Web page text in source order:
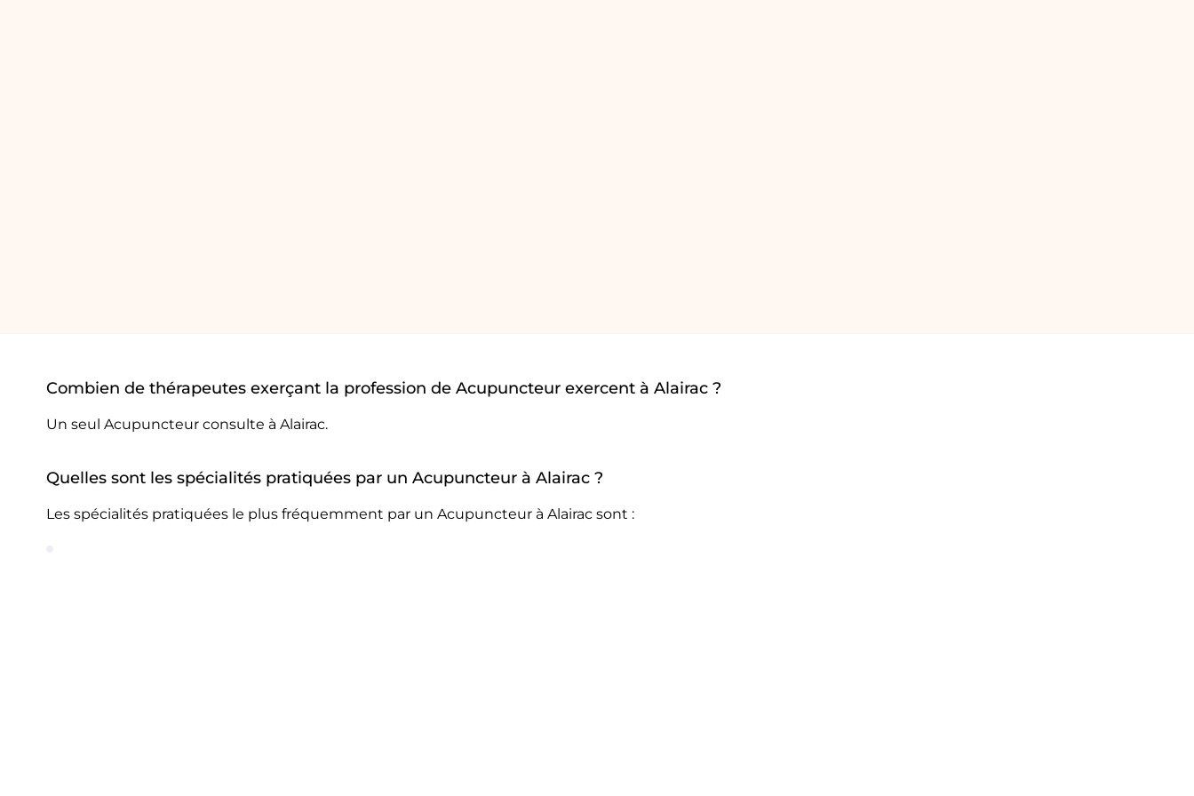
Combien de thérapeutes exerçant la profession de Acupuncteur exercent à Alairac ?
Un seul Acupuncteur consulte à Alairac.
Quelles sont les spécialités pratiquées par un Acupuncteur à Alairac ?
Les spécialités pratiquées le plus fréquemment par un Acupuncteur à Alairac sont :